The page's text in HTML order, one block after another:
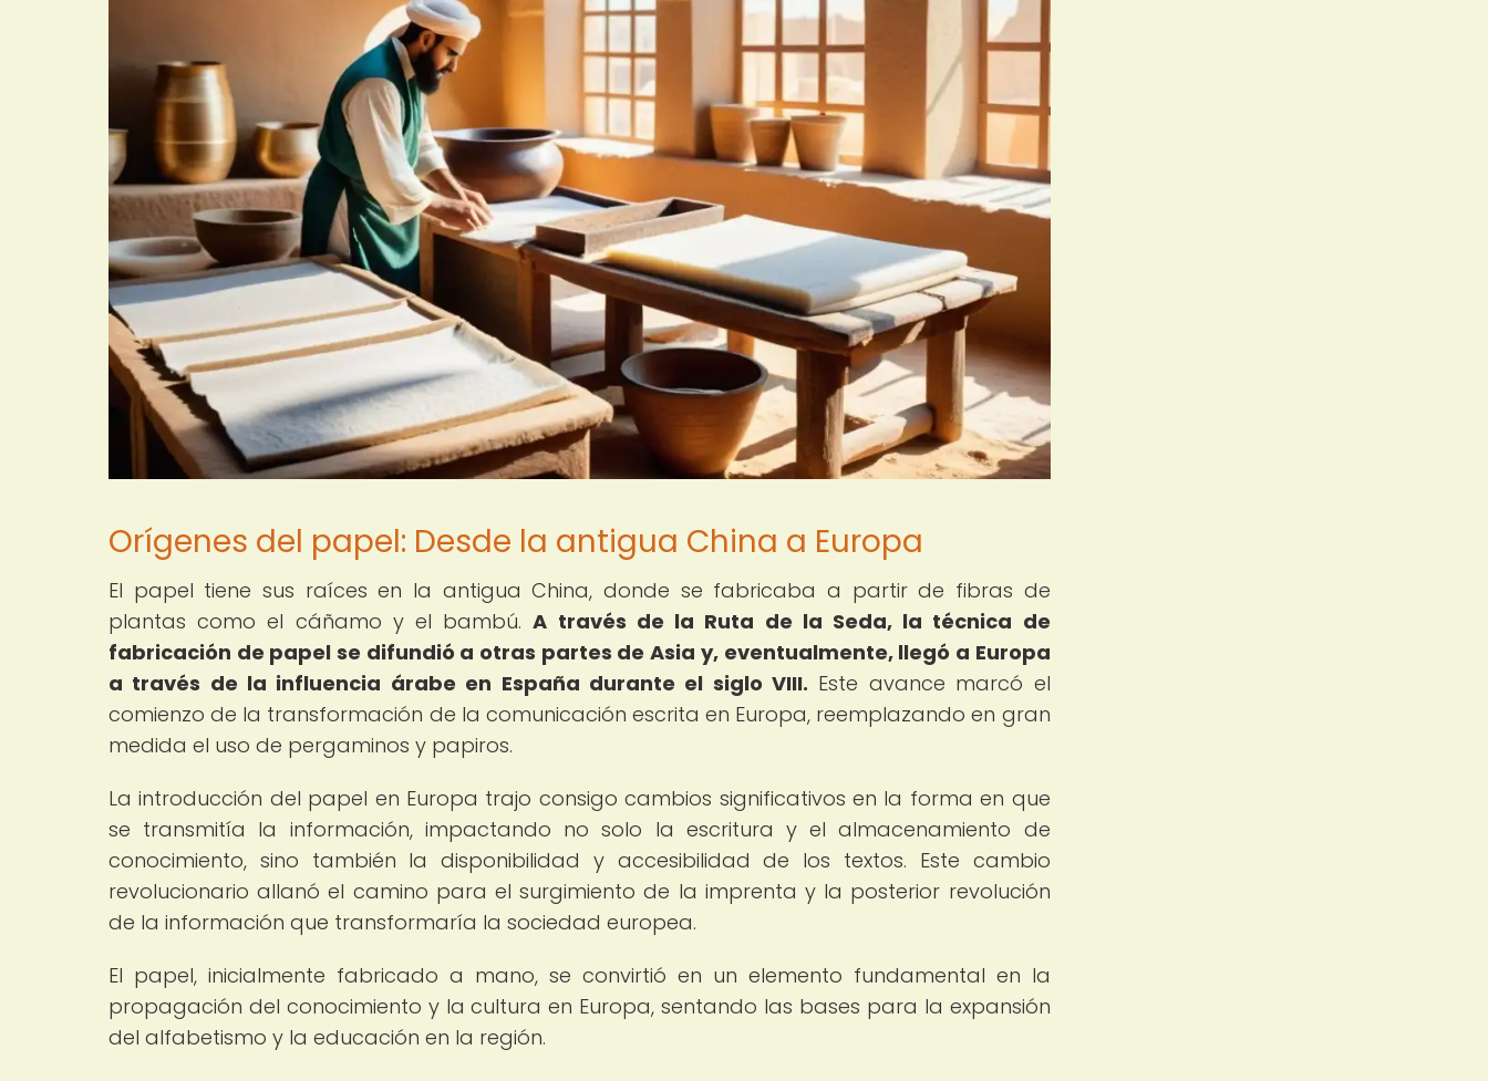
Orígenes del papel: Desde la antigua China a Europa
El papel tiene sus raíces en la antigua China, donde se fabricaba a partir de fibras de
plantas como el cáñamo y el bambú.A través de la Ruta de la Seda, la técnica de
fabricación de papel se difundió a otras partes de Asia y, eventualmente, llegó a Europa
a través de la influencia árabe en España durante el siglo VIII. Este avance marcó el
comienzo de la transformación de la comunicación escrita en Europa, reemplazando en gran
medida el uso de pergaminos y papiros.
La introducción del papel en Europa trajo consigo cambios significativos en la forma en que
se transmitía la información, impactando no solo la escritura y el almacenamiento de
conocimiento, sino también la disponibilidad y accesibilidad de los textos. Este cambio
revolucionario allanó el camino para el surgimiento de la imprenta y la posterior revolución
de la información que transformaría la sociedad europea.
El papel, inicialmente fabricado a mano, se convirtió en un elemento fundamental en la
propagación del conocimiento y la cultura en Europa, sentando las bases para la expansión
del alfabetismo y la educación en la región.